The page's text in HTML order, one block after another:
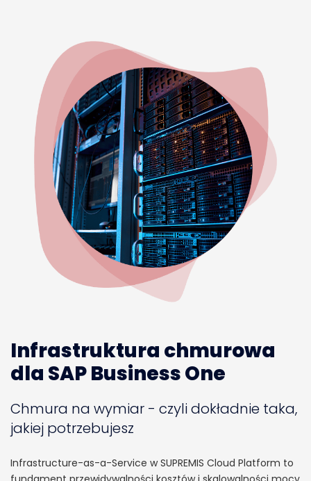
Infrastruktura chmurowa
dla SAP Business One
Chmura na wymiar - czyli dokładnie taka,
jakiej potrzebujesz
Infrastructure-as-a-Service w SUPREMIS Cloud Platform to